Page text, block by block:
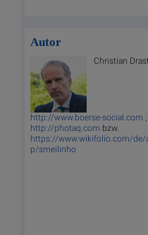
Autor
Christian
http://www.boerse-social.com
http://photaq.com bzw.
https://www.wikifolio.com/de/
p/smeilinho